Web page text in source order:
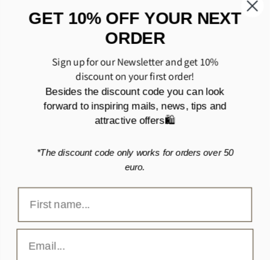
Om bomuldstørklæder
Om uldtørklæder
Om tasker i polyurethan (PU)
Cookie- og privatlivspolitik
Levering og Returnering
Kontakt os
GET 10% OFF YOUR NEXT
ORDER
Sign up for our Newsletter and get 10%
discount on your first order!
Besides the discount code you can look
forward to inspiring mails, news, tips and
attractive offers🛍️
*The discount code only works for orders over 50
euro.